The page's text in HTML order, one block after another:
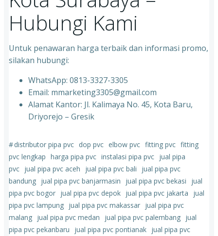
Hubungi Kami
Untuk penawaran harga terbaik dan informasi promo,
silakan hubungi:
WhatsApp: 0813-3327-3305
Email: mmarketing3305@gmail.com
Alamat Kantor: Jl. Kalimaya No. 45, Kota Baru,
Driyorejo – Gresik
#distributor pipa pvc dop pvc elbow pvc fitting pvc fitting
pvc lengkap harga pipa pvc instalasi pipa pvc jual pipa
pvc jual pipa pvc aceh jual pipa pvc bali
jual pipa pvc
bandung jual pipa pvc banjarmasin jual pipa pvc bekasi
jual
pipa pvc bogor jual pipa pvc depok jual pipa pvc jakarta
jual
pipa pvc lampung jual pipa pvc makassar jual pipa pvc
malang jual pipa pvc medan jual pipa pvc palembang jual
pipa pvc pekanbaru
jual pipa pvc pontianak jual pipa pvc